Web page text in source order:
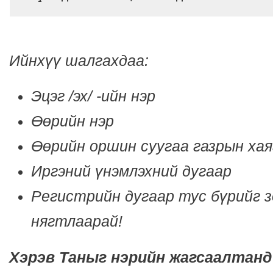
Ийнхүү шалгахдаа:
Эцэг /эх/ -ийн нэр
Өөрийн нэр
Өөрийн оршин суугаа газрын
Иргэний үнэмлэхний дугаар
Регистрийн дугаар тус бүрийг
нягтлаарай!
Хэрэв Таныг нэрийн